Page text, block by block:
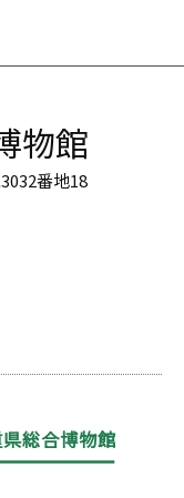
物館
番地18
総合博物館